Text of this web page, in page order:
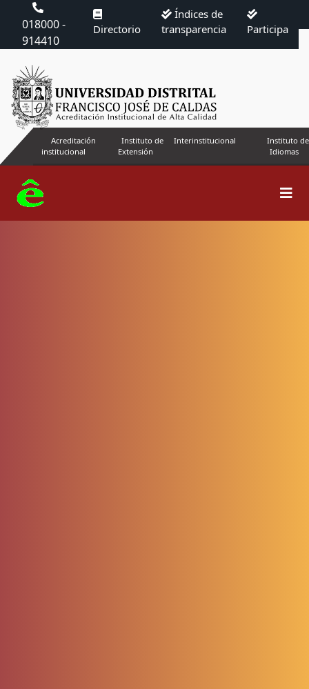
018000 -
914410
Directorio
Índices de
transparencia
Participa
Acreditación
institucional
Instituto de
Extensión
Interinstitucional
Instituto de
Idiomas